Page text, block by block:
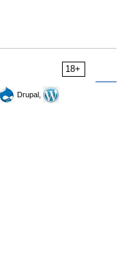
18+
Drupal,